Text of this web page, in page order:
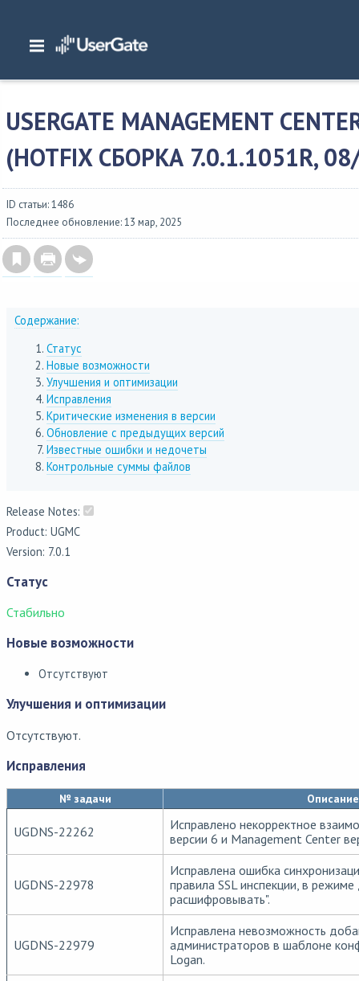
Главная/ Описание версий/UserGate SUMMA
Management Center 7.0.1 (hotfix сборка 7.0.1.1051R,...
USERGATE MANAGEMENT
(HOTFIX СБОРКА 7.0.1.1051R,
ID статьи: 1486
Последнее обновление: 13 мар, 2025
Содержание:
Статус
Новые возможности
Улучшения и оптимизации
Исправления
Критические изменения в версии
Обновление с предыдущих версий
Известные ошибки и недочеты
Контрольные суммы файлов
Release Notes:
Product: UGMC
Version: 7.0.1
Статус
Стабильно
Новые возможности
Отсутствуют
Улучшения и оптимизации
Отсутствуют.
Исправления
№ задачи Описание
UGDNS-22262
Исправлено некорректное
версии 6 и Management Center
UGDNS-22978
Исправлена ошибка
правила SSL инспекции, в
расшифровывать".
UGDNS-22979
Исправлена невозможность
администраторов в шаблоне
Logan.